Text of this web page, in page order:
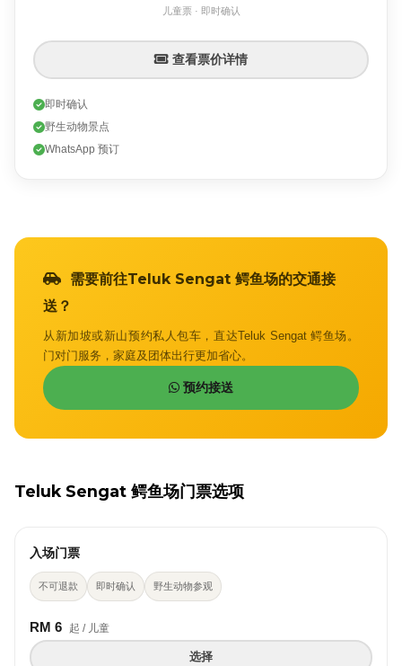
儿童票 · 即时确认
查看票价详情
即时确认
野生动物景点
WhatsApp 预订
需要前往Teluk Sengat 鳄鱼场的交通接
送？
从新加坡或新山预约私人包车，直达Teluk Sengat 鳄鱼场。
门对门服务，家庭及团体出行更加省心。
预约接送
Teluk Sengat 鳄鱼场门票选项
入场门票
不可退款 即时确认 野生动物参观
RM 6 起 / 儿童
选择